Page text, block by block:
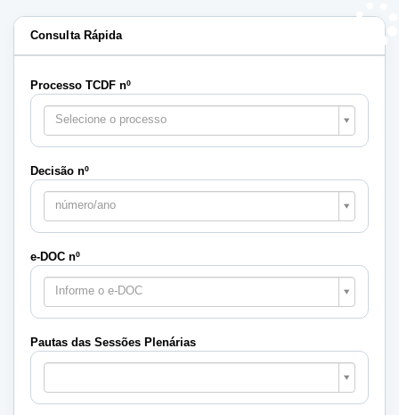
Consulta Rápida
Processo TCDF nº
Selecione o processo
Decisão nº
número/ano
e-DOC nº
Informe o e-DOC
Pautas das Sessões Plenárias
Pautas
Sessões
Plenárias